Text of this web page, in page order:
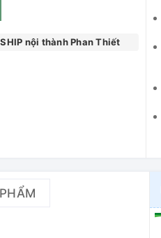
nội thành Phan Thiết